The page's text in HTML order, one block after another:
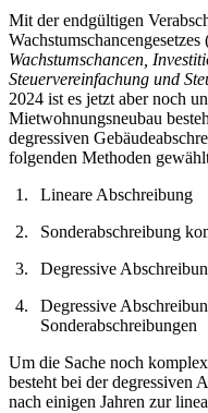
Mit der endgültigen
Wachstumschancengesetzes
Wachstumschancen,
Steuervereinfachung und
2024 ist es jetzt aber noch
Mietwohnungsneubau
degressiven
folgenden Methoden
Lineare Abschreibung
Sonderabschreibung
Degressive
Degressive
Sonderabschreibungen
Um die Sache noch
besteht bei der degressiven
nach einigen Jahren zur